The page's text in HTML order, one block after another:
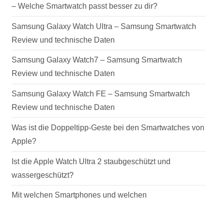
– Welche Smartwatch passt besser zu dir?
Samsung Galaxy Watch Ultra – Samsung Smartwatch
Review und technische Daten
Samsung Galaxy Watch7 – Samsung Smartwatch
Review und technische Daten
Samsung Galaxy Watch FE – Samsung Smartwatch
Review und technische Daten
Was ist die Doppeltipp-Geste bei den Smartwatches von
Apple?
Ist die Apple Watch Ultra 2 staubgeschützt und
wassergeschützt?
Mit welchen Smartphones und welchen